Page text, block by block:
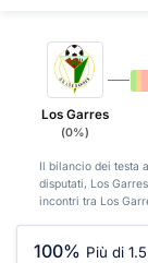
Los Garres
(0%)
Il bilancio dei testa
disputati, Los
incontri tra Los
100% Più di 1.5